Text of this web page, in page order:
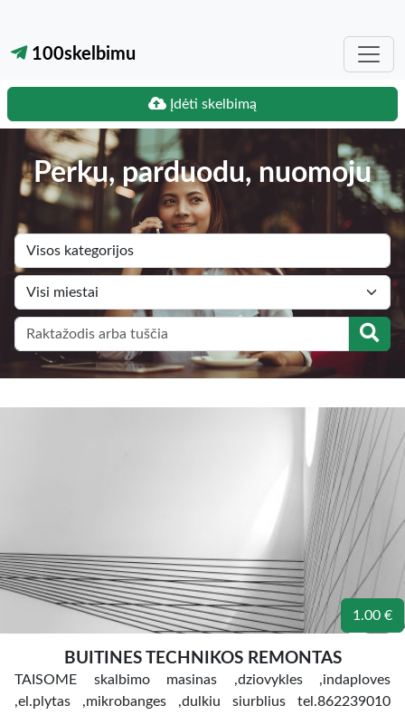
100skelbimu
Įdėti skelbimą
Perku, parduodu, nuomoju
1.00 €
BUITINES TECHNIKOS REMONTAS
TAISOME skalbimo masinas ,dziovykles ,indaploves
,el.plytas ,mikrobanges ,dulkiu siurblius tel.862239010